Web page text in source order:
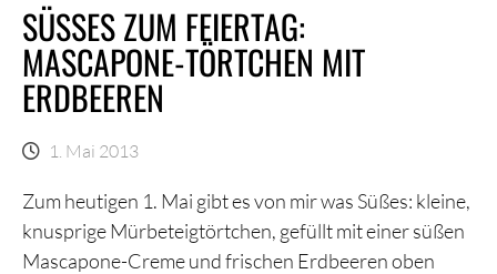
SÜSSES ZUM FEIERTAG: M
ASCAPONE-TÖRTCHEN MIT E
RDBEEREN
1. Mai 2013
Zum heutigen 1. Mai gibt es von mir was Süßes: kleine,
knusprige Mürbeteigtörtchen, gefüllt mit einer süßen
Mascapone-Creme und frischen Erdbeeren oben